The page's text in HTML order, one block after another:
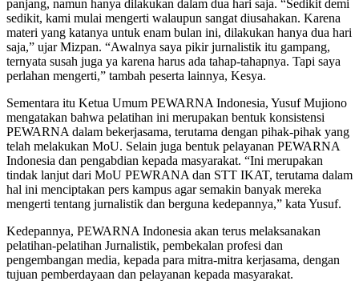
panjang, namun hanya dilakukan dalam dua hari saja. “Sedikit demi
sedikit, kami mulai mengerti walaupun sangat diusahakan. Karena
materi yang katanya untuk enam bulan ini, dilakukan hanya dua hari
saja,” ujar Mizpan. “Awalnya saya pikir jurnalistik itu gampang,
ternyata susah juga ya karena harus ada tahap-tahapnya. Tapi saya
perlahan mengerti,” tambah peserta lainnya, Kesya.
Sementara itu Ketua Umum PEWARNA Indonesia, Yusuf Mujiono
mengatakan bahwa pelatihan ini merupakan bentuk konsistensi
PEWARNA dalam bekerjasama, terutama dengan pihak-pihak yang
telah melakukan MoU. Selain juga bentuk pelayanan PEWARNA
Indonesia dan pengabdian kepada masyarakat. “Ini merupakan
tindak lanjut dari MoU PEWRANA dan STT IKAT, terutama dalam
hal ini menciptakan pers kampus agar semakin banyak mereka
mengerti tentang jurnalistik dan berguna kedepannya,” kata Yusuf.
Kedepannya, PEWARNA Indonesia akan terus melaksanakan
pelatihan-pelatihan Jurnalistik, pembekalan profesi dan
pengembangan media, kepada para mitra-mitra kerjasama, dengan
tujuan pemberdayaan dan pelayanan kepada masyarakat.